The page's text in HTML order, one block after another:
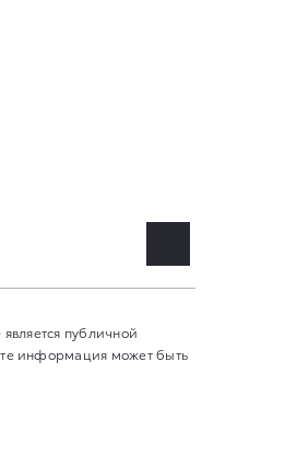
публичной
информация может быть